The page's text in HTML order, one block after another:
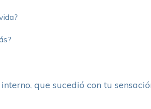
que sucedió con tu